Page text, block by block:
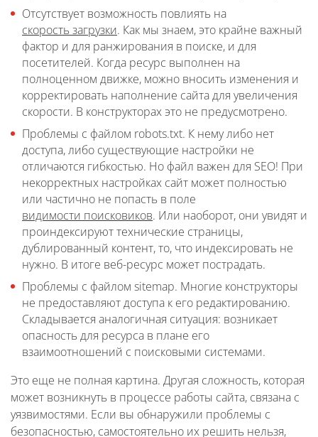
Отсутствует возможность повлиять на
скорость загрузки. Как мы знаем, это крайне важный
фактор и для ранжирования в поиске, и для
посетителей. Когда ресурс выполнен на
полноценном движке, можно вносить изменения и
корректировать наполнение сайта для увеличения
скорости. В конструкторах это не предусмотрено.
Проблемы с файлом robots.txt. К нему либо нет
доступа, либо существующие настройки не
отличаются гибкостью. Но файл важен для SEO! При
некорректных настройках сайт может полностью
или частично не попасть в поле
видимости поисковиков. Или наоборот, они увидят и
проиндексируют технические страницы,
дублированный контент, то, что индексировать не
нужно. В итоге веб-ресурс может пострадать.
Проблемы с файлом sitemap. Многие конструкторы
не предоставляют доступа к его редактированию.
Складывается аналогичная ситуация: возникает
опасность для ресурса в плане его
взаимоотношений с поисковыми системами.
Это еще не полная картина. Другая сложность, которая
может возникнуть в процессе работы сайта, связана с
уязвимостями. Если вы обнаружили проблемы с
безопасностью, самостоятельно их решить нельзя,